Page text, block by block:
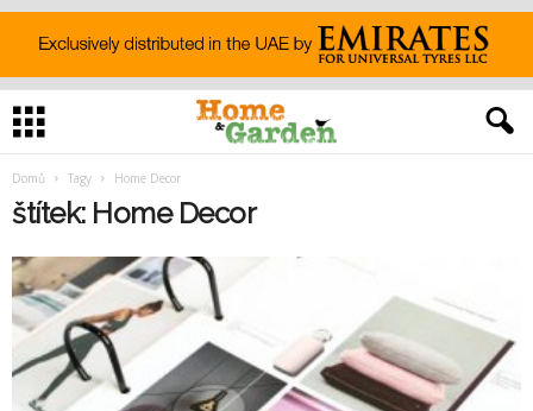
Domů Tagy Home Decor
štítek: Home Decor